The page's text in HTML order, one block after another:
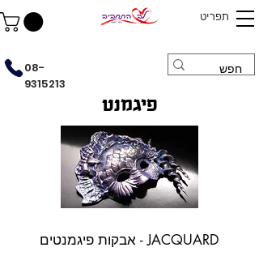
תפריט
08-
9315213
פיגמנט
אבקות פיגמנטים - JACQUARD